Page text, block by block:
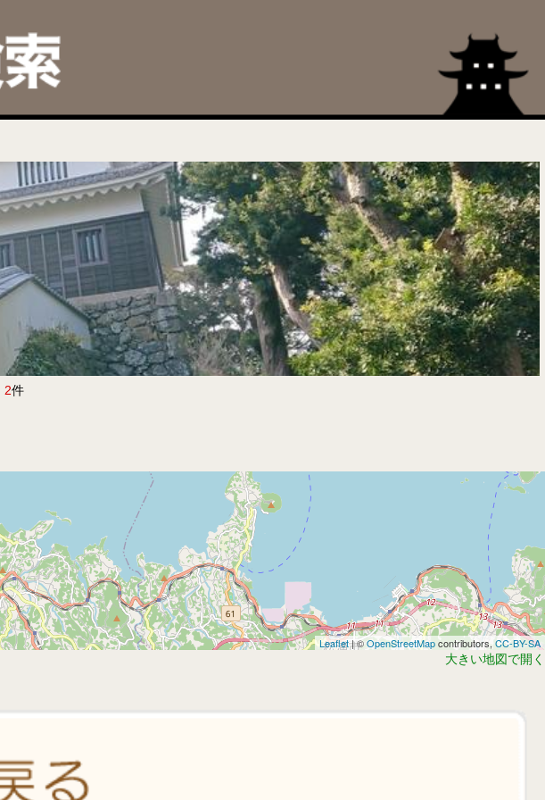
2件
Leaflet| ©OpenStreetMapcontributors,CC-BY-SA
大きい地図で開く